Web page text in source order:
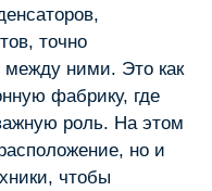
точно
между ними. Это как
фабрику, где
роль. На этом
но и
чтобы